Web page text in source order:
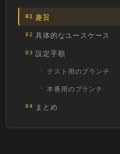
01 趣旨
02 具体的なユースケース
03 設定手順
テスト用のブランチ
本番用のブランチ
04 まとめ